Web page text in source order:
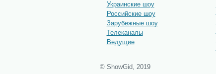
Украинские шоу
Российские шоу
Зарубежные шоу
Телеканалы
Ведущие
© ShowGid, 2019